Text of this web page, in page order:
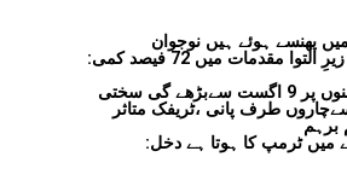
پھنسے ہوئے ہیں نوجوان
ایف ایس ایل میں زیرِ التوا مقدمات میں 72 فیصد کمی:
گی سختی
طرف پانی ،ٹریفک متاثر
برہم
میں ٹرمپ کا ہوتا ہے دخل: